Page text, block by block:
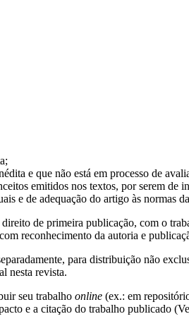
e que não está em processo de
emitidos nos textos, por serem de
e de adequação do artigo às normas
de primeira publicação, com o
reconhecimento da autoria e
para distribuição não
nesta revista.
seu trabalho online (ex.: em
e a citação do trabalho publicado